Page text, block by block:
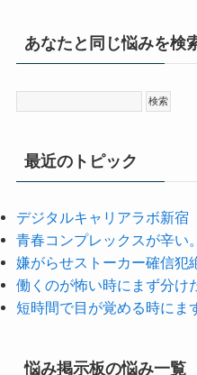
あなたと同じ悩みを検
最近のトピック
デジタルキャリアラボ新宿
青春コンプレックスが辛い
嫌がらせストーカー確信犯
働くのが怖い時にまず分け
短時間で目が覚める時にま
悩み掲示板の悩み一覧